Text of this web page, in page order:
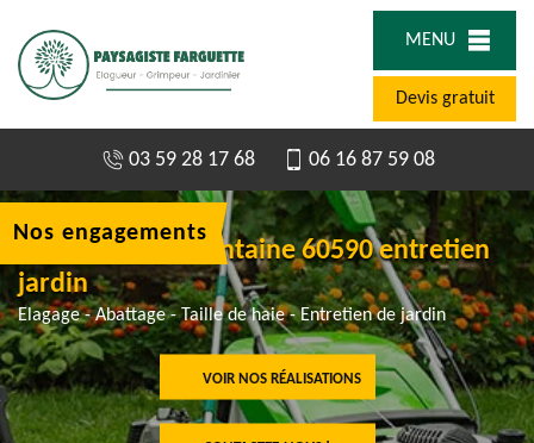
MENU
Devis gratuit
03 59 28 17 68 06 16 87 59 08
Jardinier à Serifontaine 60590 entretien
jardin
Elagage - Abattage - Taille de haie - Entretien de jardin
VOIR NOS RÉALISATIONS
Nos engagements